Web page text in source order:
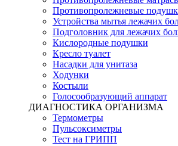
Противопролежневые
Устройства мытья лежачих
Подголовник для лежачих
Кислородные подушки
Кресло туалет
Насадки для унитаза
Ходунки
Костыли
Голосообразующий аппарат
ДИАГНОСТИКА ОРГАНИЗМА
Термометры
Пульсоксиметры
Тест на ГРИПП